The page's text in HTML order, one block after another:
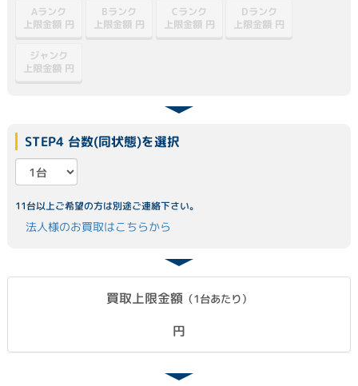
Aランク
上限金額 円
Bランク
上限金額 円
Cランク
上限金額 円
Dランク
上限金額 円
ジャンク
上限金額 円
STEP4 台数(同状態)を選択
11台以上ご希望の方は別途ご連絡下さい。
法人様のお買取はこちらから
買取上限金額 （1台あたり）
円